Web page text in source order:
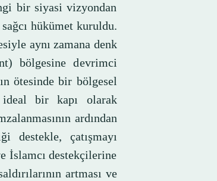
bir siyasi vizyondan
hükümet kuruldu.
aynı zamana denk
bölgesine devrimci
ötesinde bir bölgesel
bir kapı olarak
ardından
destekle, çatışmayı
İslamcı destekçilerine
artması ve